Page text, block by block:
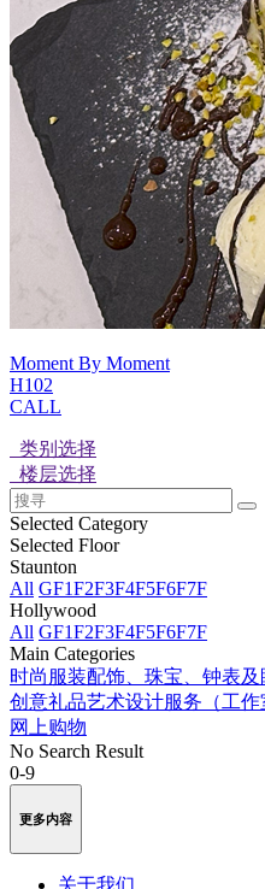
Moment By Moment
H102
CALL
类别选择
楼层选择
Selected Category
Selected Floor
Staunton
All GF1F2F3F4F5F6F7F
Hollywood
All GF1F2F3F4F5F6F7F
Main Categories
时尚服装配饰、珠宝、钟表及
创意礼品艺术设计服务（工作
网上购物
No Search Result
0-9
更多内容
关于我们